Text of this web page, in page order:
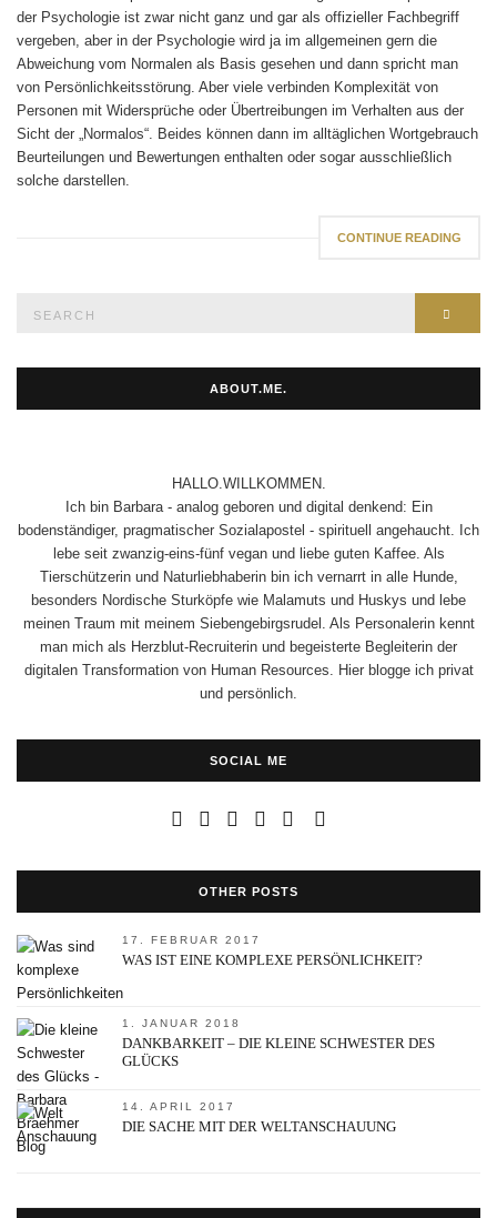
der Psychologie ist zwar nicht ganz und gar als offizieller Fachbegriff
vergeben, aber in der Psychologie wird ja im allgemeinen gern die
Abweichung vom Normalen als Basis gesehen und dann spricht man
von Persönlichkeitsstörung. Aber viele verbinden Komplexität von
Personen mit Widersprüche oder Übertreibungen im Verhalten aus der
Sicht der „Normalos“. Beides können dann im alltäglichen Wortgebrauch
Beurteilungen und Bewertungen enthalten oder sogar ausschließlich
solche darstellen.
CONTINUE READING
ABOUT.ME.
HALLO.WILLKOMMEN.
Ich bin Barbara - analog geboren und digital denkend: Ein
bodenständiger, pragmatischer Sozialapostel - spirituell angehaucht. Ich
lebe seit zwanzig-eins-fünf vegan und liebe guten Kaffee. Als
Tierschützerin und Naturliebhaberin bin ich vernarrt in alle Hunde,
besonders Nordische Sturköpfe wie Malamuts und Huskys und lebe
meinen Traum mit meinem Siebengebirgsrudel. Als Personalerin kennt
man mich als Herzblut-Recruiterin und begeisterte Begleiterin der
digitalen Transformation von Human Resources. Hier blogge ich privat
und persönlich.
SOCIAL ME
OTHER POSTS
17. FEBRUAR 2017
WAS IST EINE KOMPLEXE PERSÖNLICHKEIT?
1. JANUAR 2018
DANKBARKEIT – DIE KLEINE SCHWESTER DES
GLÜCKS
14. APRIL 2017
DIE SACHE MIT DER WELTANSCHAUUNG